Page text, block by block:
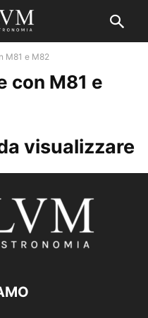
M81 e M82
con M81 e
visualizzare